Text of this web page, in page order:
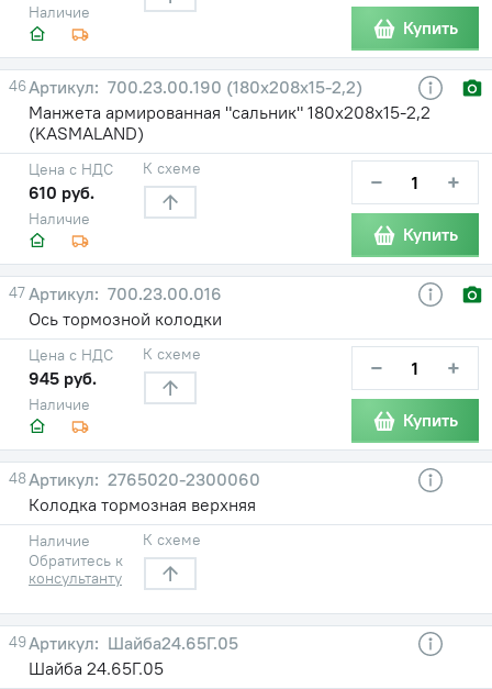
Наличие
Купить
46
700.23.00.190 (180х208х15-2,2)
Манжета армированная "сальник" 180х208х15-2,2
(KASMALAND)
Наличие
Цена с НДС
610 руб.
К схеме − +
Купить
47
700.23.00.016
Ось тормозной колодки
Наличие
Цена с НДС
945 руб.
К схеме − +
Купить
48
2765020-2300060
Колодка тормозная верхняя
Наличие
Обратитесь к
консультанту
К схеме
49
Шайба24.65Г.05
Шайба 24.65Г.05